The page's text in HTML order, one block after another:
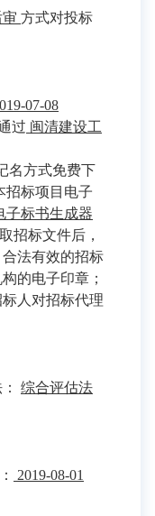
方式对投标
07-08
过 闽清建设工
名方式免费下
招标项目电子
子标书生成器
招标文件后，
法有效的招标
的电子印章；
人对招标代理
综合评估法
2019-08-01